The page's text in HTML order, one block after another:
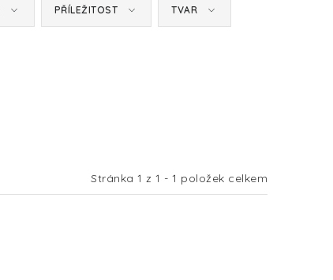
PŘÍLEŽITOST TVAR
Stránka 1 z 1 - 1 položek celkem